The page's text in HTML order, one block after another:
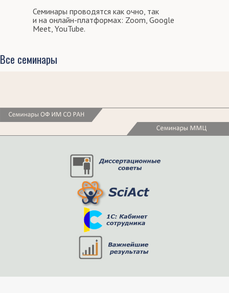
Семинары проводятся как очно, так
и на онлайн-платформах: Zoom, Google
Meet, YouTube.
Все семинары